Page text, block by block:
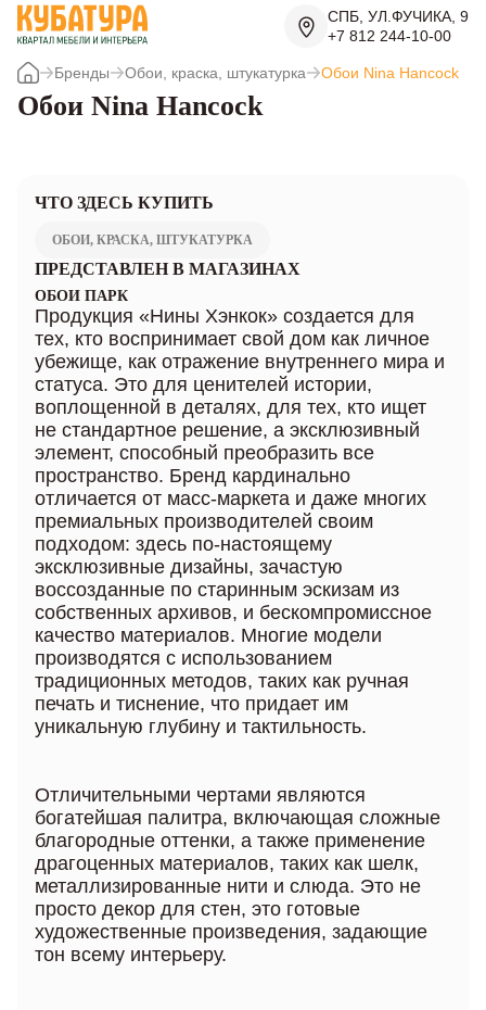
СПБ, УЛ.ФУЧИКА, 9
+7 812 244-10-00
Бренды Обои, краска, штукатурка Обои Nina Hancock
Обои Nina Hancock
ЧТО ЗДЕСЬ КУПИТЬ
ОБОИ, КРАСКА, ШТУКАТУРКА
ПРЕДСТАВЛЕН В МАГАЗИНАХ
ОБОИ ПАРК
Продукция «Нины Хэнкок» создается для
тех, кто воспринимает свой дом как личное
убежище, как отражение внутреннего мира и
статуса. Это для ценителей истории,
воплощенной в деталях, для тех, кто ищет
не стандартное решение, а эксклюзивный
элемент, способный преобразить все
пространство. Бренд кардинально
отличается от масс-маркета и даже многих
премиальных производителей своим
подходом: здесь по-настоящему
эксклюзивные дизайны, зачастую
воссозданные по старинным эскизам из
собственных архивов, и бескомпромиссное
качество материалов. Многие модели
производятся с использованием
традиционных методов, таких как ручная
печать и тиснение, что придает им
уникальную глубину и тактильность.
Отличительными чертами являются
богатейшая палитра, включающая сложные
благородные оттенки, а также применение
драгоценных материалов, таких как шелк,
металлизированные нити и слюда. Это не
просто декор для стен, это готовые
художественные произведения, задающие
тон всему интерьеру.